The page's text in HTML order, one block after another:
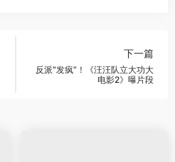
下一篇
反派“发疯”！《汪汪队立大功大
电影2》曝片段